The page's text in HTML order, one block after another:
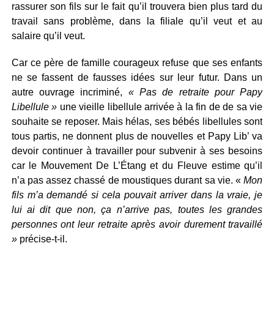
rassurer son fils sur le fait qu’il trouvera bien plus tard du
travail sans problème, dans la filiale qu’il veut et au
salaire qu’il veut.
Car ce père de famille courageux refuse que ses enfants
ne se fassent de fausses idées sur leur futur. Dans un
autre ouvrage incriminé, « Pas de retraite pour Papy
Libellule » une vieille libellule arrivée à la fin de de sa vie
souhaite se reposer. Mais hélas, ses bébés libellules sont
tous partis, ne donnent plus de nouvelles et Papy Lib’ va
devoir continuer à travailler pour subvenir à ses besoins
car le Mouvement De L’Étang et du Fleuve estime qu’il
n’a pas assez chassé de moustiques durant sa vie. « Mon
fils m’a demandé si cela pouvait arriver dans la vraie, je
lui ai dit que non, ça n’arrive pas, toutes les grandes
personnes ont leur retraite après avoir durement travaillé
»précise-t-il.